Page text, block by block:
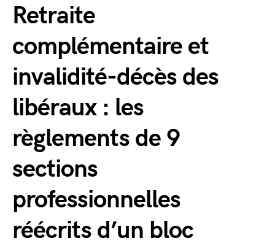
Retraite
complémentaire et
invalidité-décès des
libéraux : les
règlements de 9
sections
professionnelles
réécrits d’un bloc